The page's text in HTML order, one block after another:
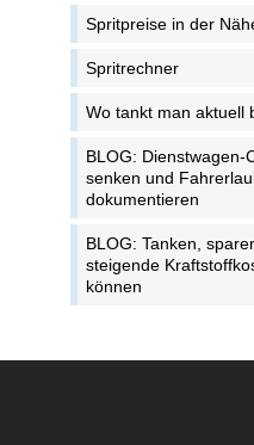
Spritpreise in der
Spritrechner
Wo tankt man aktuell
BLOG: Dienstwagen-
senken und
dokumentieren
BLOG: Tanken,
steigende
können